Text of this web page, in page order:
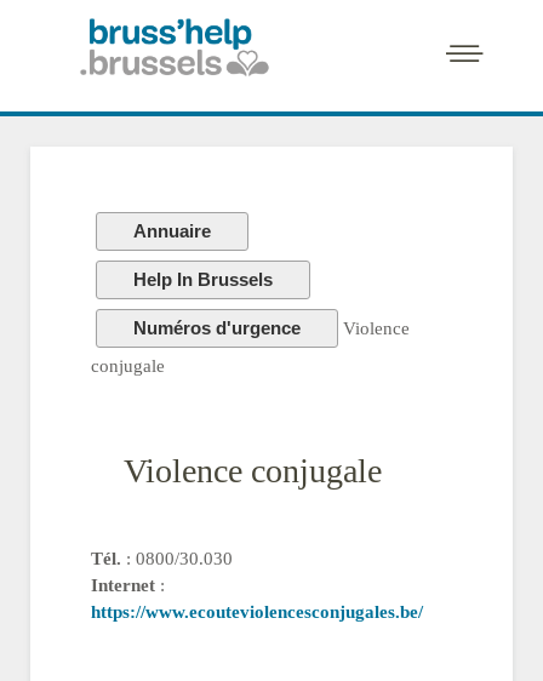
Annuaire
Help In Brussels
Numéros d'urgence
Violence
conjugale
Violence conjugale
Tél. : 0800/30.030
Internet :
https://www.ecouteviolencesconjugales.be/